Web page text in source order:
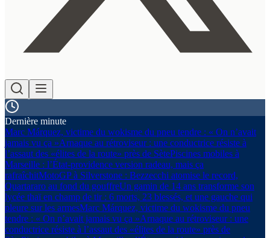
Dernière minute
Marc Márquez, victime du wokisme du pneu tendre : « On n’avait
jamais vu ça »Arnaque au rétroviseur : une conductrice résiste à
l’assaut des «élites de la route» près de SètePiscines mobiles à
Marseille : l’État-providence version radeau, mais ça
rafraîchitMotoGP à Silverstone : Bezzecchi atomise le record,
Quartararo au fond du gouffreUn gamin de 14 ans transforme son
lycée thaï en champ de tir : 6 morts, 23 blessés, et une gauche qui
pleure sur les armesMarc Márquez, victime du wokisme du pneu
tendre : « On n’avait jamais vu ça »Arnaque au rétroviseur : une
conductrice résiste à l’assaut des «élites de la route» près de